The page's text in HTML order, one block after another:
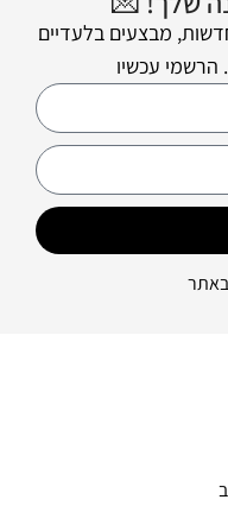
מבצעים בלעדיים
הרשמי עכשיו
באתר